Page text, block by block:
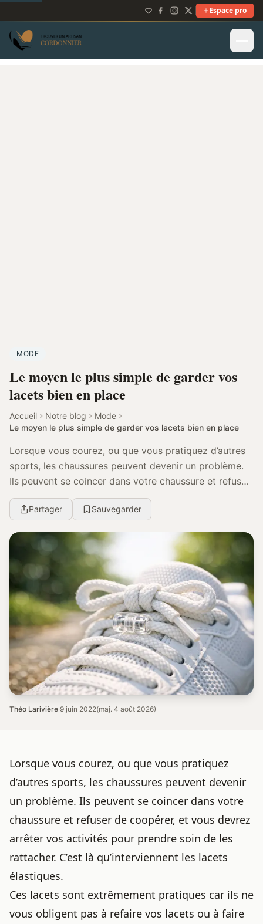
Espace pro
MODE
Le moyen le plus simple de garder vos
lacets bien en place
Accueil Notre blog
Mode
Le moyen le plus simple de garder vos lacets bien en place
Lorsque vous courez, ou que vous pratiquez d’autres
sports, les chaussures peuvent devenir un problème.
Ils peuvent se coincer dans votre chaussure et refuser
de coopérer, et vous devrez arrêter vos ...
Partager Sauvegarder
Théo Larivière·9 juin 2022(maj. 4 août 2026)
Lorsque vous courez, ou que vous pratiquez
d’autres sports, les chaussures peuvent devenir
un problème. Ils peuvent se coincer dans votre
chaussure et refuser de coopérer, et vous devrez
arrêter vos activités pour prendre soin de les
rattacher. C’est là qu’interviennent les lacets
élastiques.
Ces lacets sont extrêmement pratiques car ils ne
vous obligent pas à refaire vos lacets ou à faire